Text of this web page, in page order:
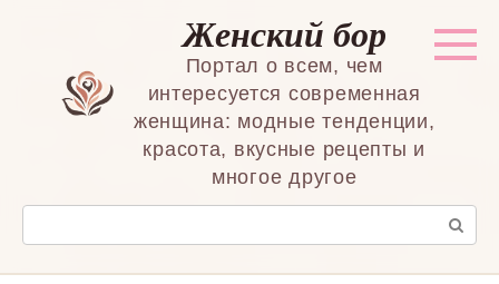
Женский бор
Портал о всем, чем
интересуется современная
женщина: модные тенденции,
красота, вкусные рецепты и
многое другое
Поиск: